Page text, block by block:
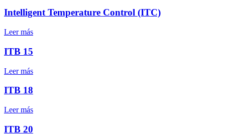
Intelligent Temperature Control (ITC)
Leer más
ITB 15
Leer más
ITB 18
Leer más
ITB 20